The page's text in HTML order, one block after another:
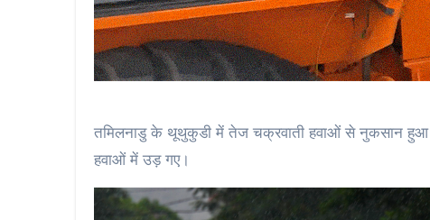
तमिलनाडु के थूथुकुडी में तेज चक्रवाती हवाओं से नुकसान हुआ।
हवाओं में उड़ गए।